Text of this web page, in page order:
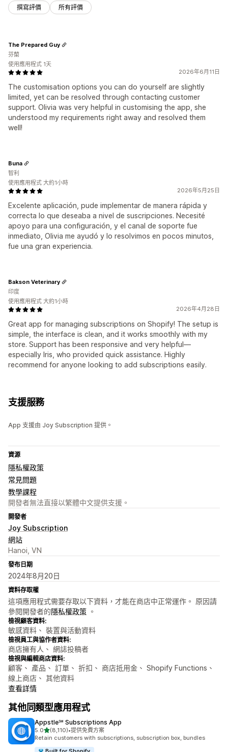
撰寫評價 所有評價
2026年6月11日
The customisation options you can do yourself are slightly
limited, yet can be resolved through contacting customer
support. Olivia was very helpful in customising the app, she
understood my requirements right away and resolved them
well!
The Prepared Guy
芬蘭
使用應用程式 1天
2026年5月25日
Excelente aplicación, pude implementar de manera rápida y
correcta lo que deseaba a nivel de suscripciones. Necesité
apoyo para una configuración, y el canal de soporte fue
inmediato, Olivia me ayudó y lo resolvimos en pocos minutos,
fue una gran experiencia.
Buna
智利
使用應用程式 大約1小時
2026年4月28日
Great app for managing subscriptions on Shopify! The setup is
simple, the interface is clean, and it works smoothly with my
store. Support has been responsive and very helpful—
especially Iris, who provided quick assistance. Highly
recommend for anyone looking to add subscriptions easily.
Bakson Veterinary
印度
使用應用程式 大約1小時
支援服務
App 支援由 Joy Subscription 提供。
資源
隱私權政策
常見問題
教學課程
開發者無法直接以繁體中文提供支援。
開發者
Joy Subscription
網站
Hanoi, VN
發布日期
2024年8月20日
資料存取權
這項應用程式需要存取以下資料，才能在商店中正常運作。 原因請
參閱開發者的隱私權政策 。
檢視顧客資料:
敏感資料、 裝置與活動資料
檢視員工與協作者資料:
商店擁有人、 網誌投稿者
檢視與編輯商店資料:
顧客、 產品、 訂單、 折扣、 商店抵用金、 Shopify Functions、
線上商店、 其他資料
查看詳情
其他同類型應用程式
Appstle℠ Subscriptions App
5.0滿分 5 顆星
(8,110)
共有 8110 則評價
•提供免費方案
Retain customers with subscriptions, subscription box, bundles